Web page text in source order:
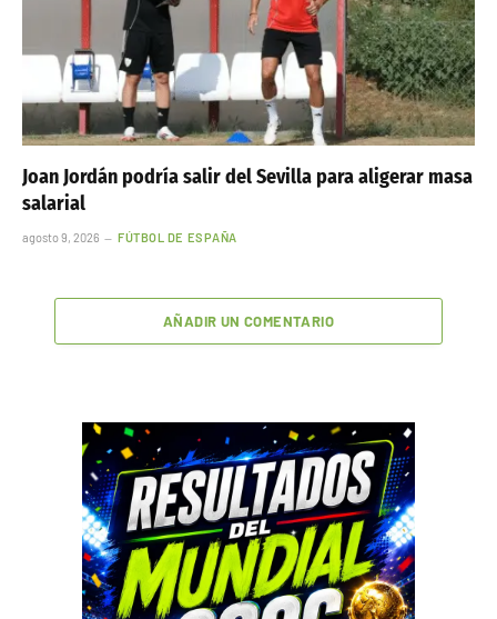
Joan Jordán podría salir del Sevilla para aligerar masa
salarial
agosto 9, 2026 FÚTBOL DE ESPAÑA
AÑADIR UN COMENTARIO